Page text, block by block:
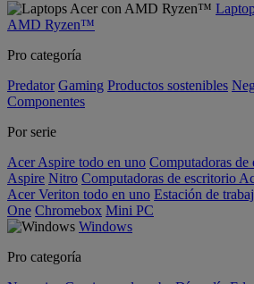
AMD Ryzen™
Pro categoría
Predator Gaming Productos sostenibles
Componentes
Por serie
Acer Aspire todo en uno Computadoras de
Aspire Nitro Computadoras de escritorio
Acer Veriton todo en uno Estación de
One Chromebox Mini PC
Windows
Pro categoría